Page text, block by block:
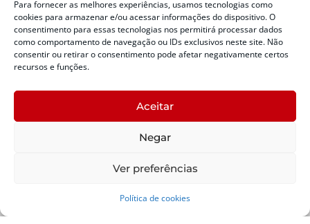
Para fornecer as melhores experiências, usamos tecnologias como
cookies para armazenar e/ou acessar informações do dispositivo. O
consentimento para essas tecnologias nos permitirá processar dados
como comportamento de navegação ou IDs exclusivos neste site. Não
consentir ou retirar o consentimento pode afetar negativamente certos
recursos e funções.
Aceitar
Negar
Ver preferências
Política de cookies
Alertas Defesa Civil:
SMS 40199
ENDEREÇO
Defesa Civil do Estado de Santa Catarina
Bairro:
Capoeiras, Florianópolis, SC
Política de Privacidade